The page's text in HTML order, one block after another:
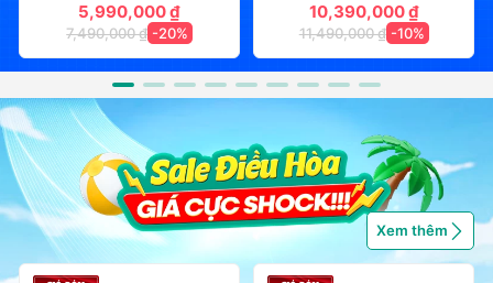
5,990,000 ₫
7,490,000 ₫ -20%
10,390,000 ₫
11,490,000 ₫ -10%
Xem thêm